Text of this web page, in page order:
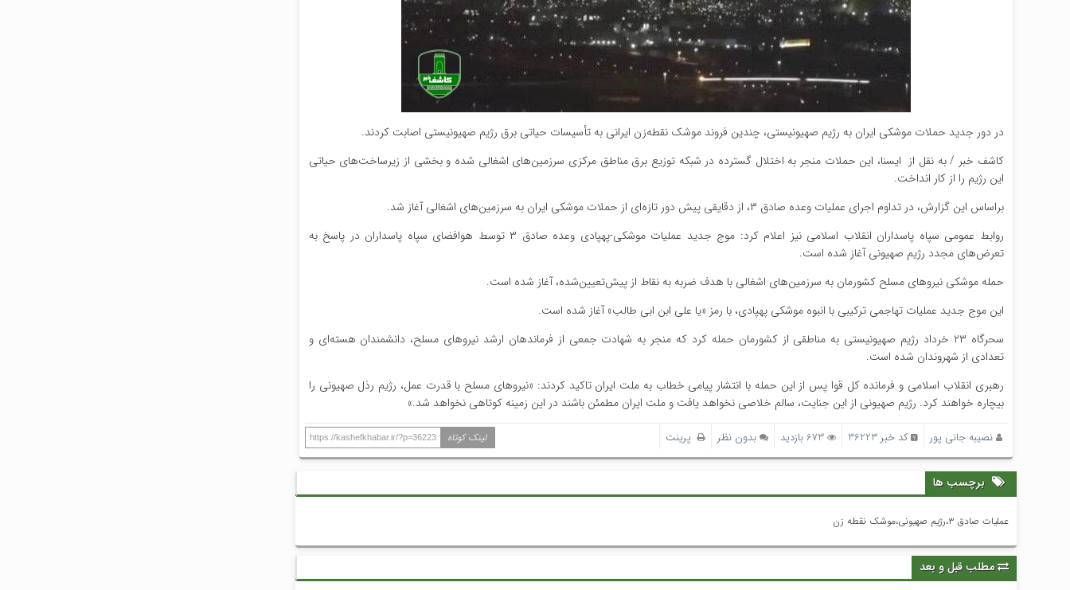
در دور جدید حملات موشکی ایران به رژیم صهیونیستی، چندین فروند موشک نقطه‌زن ایرانی به تأسیسات حیاتی برق رژیم صهیونیستی اصابت کردند.
کاشف خبر / به نقل از ایسنا، این حملات منجر به اختلال گسترده در شبکه توزیع برق مناطق مرکزی سرزمین‌های اشغالی شده و بخشی از زیرساخت‌های حیاتی
این رژیم را از کار انداخت.
براساس این گزارش، در تداوم اجرای عملیات وعده صادق ۳، از دقایقی پیش دور تازه‌ای از حملات موشکی ایران به سرزمین‌های اشغالی آغاز شد.
روابط عمومی سپاه پاسداران انقلاب اسلامی نیز اعلام کرد: موج جدید عملیات موشکی-پهپادی وعده صادق ۳ توسط هوافضای سپاه پاسداران در پاسخ به
تعرض‌های مجدد رژیم صهیونی آغاز شده‌ است.
حمله موشکی نیروهای مسلح کشورمان به سرزمین‌های اشغالی با هدف ضربه به نقاط از پیش‌تعیین‌شده، آغاز شده است.
این موج جدید عملیات تهاجمی ترکیبی با انبوه موشکی پهپادی، با رمز «یا علی ابن ابی طالب» آغاز شده است.
سحرگاه ۲۳ خرداد رژیم صهیونیستی به مناطقی از کشورمان حمله کرد که منجر به شهادت جمعی از فرماندهان ارشد نیروهای مسلح، دانشمندان هسته‌ای و
تعدادی از شهروندان شده‌ است.
رهبری انقلاب اسلامی و فرمانده کل قوا پس از این حمله با انتشار پیامی خطاب به ملت ایران تاکید کردند: «نیروهای مسلح با قدرت عمل، رژیم رذل صهیونی را
بیچاره خواهند کرد. رژیم صهیونی از این جنایت، سالم خلاصی نخواهد یافت و ملت ایران مطمئن باشند در این زمینه کوتاهی نخواهد شد.»
نصیبه جانی پور کد خبر 36223 673 بازدید بدون نظر پرینت لینک کوتاه https://kashefkhabar.ir/?p=36223
برچسب ها
عملیات صادق ۳،رژیم صهیونی،موشک نقطه زن
مطلب قبل و بعد